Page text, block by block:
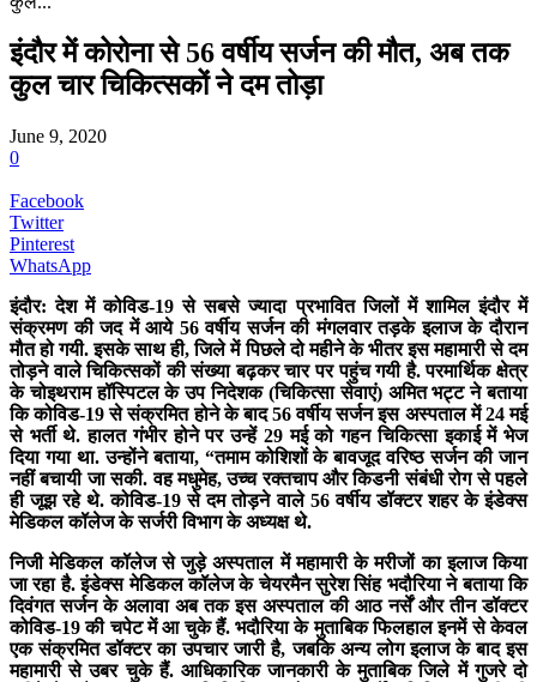
इंदौर में कोरोना से 56 वर्षीय सर्जन की मौत, अब तक
कुल चार चिकित्सकों ने दम तोड़ा
June 9, 2020
0
Facebook
Twitter
Pinterest
WhatsApp
इंदौर: देश में कोविड-19 से सबसे ज्यादा प्रभावित जिलों में शामिल इंदौर में
संक्रमण की जद में आये 56 वर्षीय सर्जन की मंगलवार तड़के इलाज के दौरान
मौत हो गयी. इसके साथ ही, जिले में पिछले दो महीने के भीतर इस महामारी से दम
तोड़ने वाले चिकित्सकों की संख्या बढ़कर चार पर पहुंच गयी है. परमार्थिक क्षेत्र
के चोइथराम हॉस्पिटल के उप निदेशक (चिकित्सा सेवाएं) अमित भट्ट ने बताया
कि कोविड-19 से संक्रमित होने के बाद 56 वर्षीय सर्जन इस अस्पताल में 24 मई
से भर्ती थे. हालत गंभीर होने पर उन्हें 29 मई को गहन चिकित्सा इकाई में भेज
दिया गया था. उन्होंने बताया, “तमाम कोशिशों के बावजूद वरिष्ठ सर्जन की जान
नहीं बचायी जा सकी. वह मधुमेह, उच्च रक्तचाप और किडनी संबंधी रोग से पहले
ही जूझ रहे थे. कोविड-19 से दम तोड़ने वाले 56 वर्षीय डॉक्टर शहर के इंडेक्स
मेडिकल कॉलेज के सर्जरी विभाग के अध्यक्ष थे.
निजी मेडिकल कॉलेज से जुड़े अस्पताल में महामारी के मरीजों का इलाज किया
जा रहा है. इंडेक्स मेडिकल कॉलेज के चेयरमैन सुरेश सिंह भदौरिया ने बताया कि
दिवंगत सर्जन के अलावा अब तक इस अस्पताल की आठ नर्सें और तीन डॉक्टर
कोविड-19 की चपेट में आ चुके हैं. भदौरिया के मुताबिक फिलहाल इनमें से केवल
एक संक्रमित डॉक्टर का उपचार जारी है, जबकि अन्य लोग इलाज के बाद इस
महामारी से उबर चुके हैं. आधिकारिक जानकारी के मुताबिक जिले में गुजरे दो